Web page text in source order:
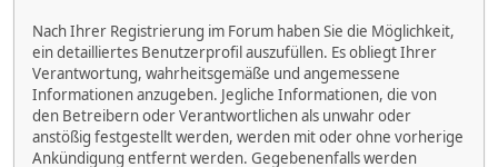
Nach Ihrer Registrierung im Forum haben Sie die Möglichkeit,
ein detailliertes Benutzerprofil auszufüllen. Es obliegt Ihrer
Verantwortung, wahrheitsgemäße und angemessene
Informationen anzugeben. Jegliche Informationen, die von
den Betreibern oder Verantwortlichen als unwahr oder
anstößig festgestellt werden, werden mit oder ohne vorherige
Ankündigung entfernt werden. Gegebenenfalls werden